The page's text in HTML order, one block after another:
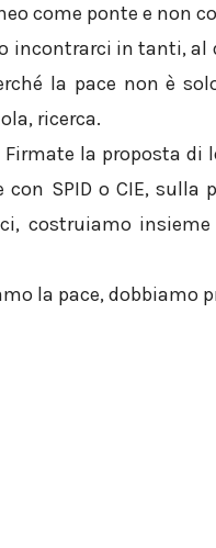
come ponte e non
incontrarci in tanti, al
la pace non è
ricerca.
la proposta
SPID o CIE, sulla
costruiamo
la pace, dobbiamo